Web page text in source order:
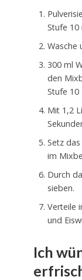
Stufe 10
Wasche
300 ml
den
Stufe 10
Mit 1,2
Setz
im
Durch
sieben.
Verteile
und
Ich